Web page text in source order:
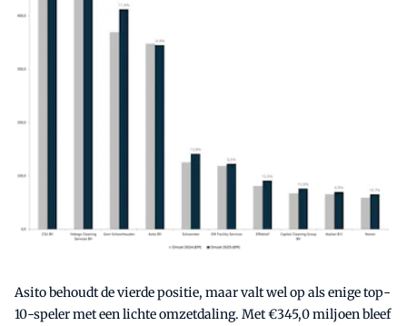
Asito behoudt de vierde positie, maar valt wel op als enige top-
10-speler met een lichte omzetdaling. Met €345,0 miljoen bleef